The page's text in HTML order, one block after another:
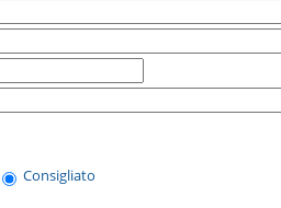
Consigliato